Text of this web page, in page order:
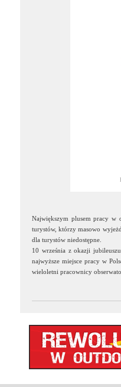
Największym plusem pracy w
turystów, którzy masowo
dla turystów niedostępne.
10 września z okazji
najwyższe miejsce pracy w
wieloletni pracownicy